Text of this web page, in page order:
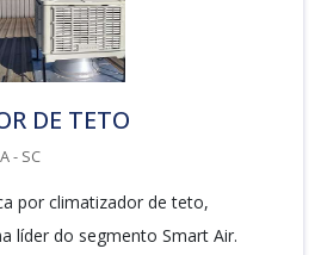
DE TETO
- SC
por climatizador de teto,
líder do segmento Smart Air.